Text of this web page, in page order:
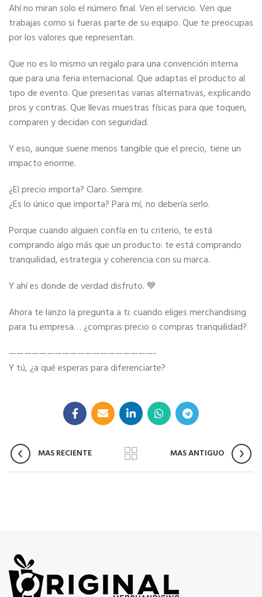
Ahí no miran solo el número final. Ven el servicio. Ven que
trabajas como si fueras parte de su equipo. Que te preocupas
por los valores que representan.
Que no es lo mismo un regalo para una convención interna
que para una feria internacional. Que adaptas el producto al
tipo de evento. Que presentas varias alternativas, explicando
pros y contras. Que llevas muestras físicas para que toquen,
comparen y decidan con seguridad.
Y eso, aunque suene menos tangible que el precio, tiene un
impacto enorme.
¿El precio importa? Claro. Siempre.
¿Es lo único que importa? Para mí, no debería serlo.
Porque cuando alguien confía en tu criterio, te está
comprando algo más que un producto: te está comprando
tranquilidad, estrategia y coherencia con su marca.
Y ahí es donde de verdad disfruto. 💙
Ahora te lanzo la pregunta a ti: cuando eliges merchandising
para tu empresa… ¿compras precio o compras tranquilidad?
———————————————————-
Y tú, ¿a qué esperas para diferenciarte?
MAS RECIENTE MAS ANTIGUO